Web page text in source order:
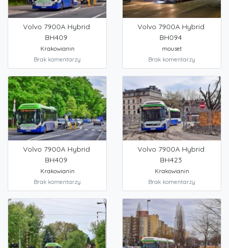
Volvo 7900A Hybrid
BH409
Krakowianin
Brak komentarzy
Volvo 7900A Hybrid
BH094
mouset
Brak komentarzy
Volvo 7900A Hybrid
BH409
Krakowianin
Brak komentarzy
Volvo 7900A Hybrid
BH423
Krakowianin
Brak komentarzy